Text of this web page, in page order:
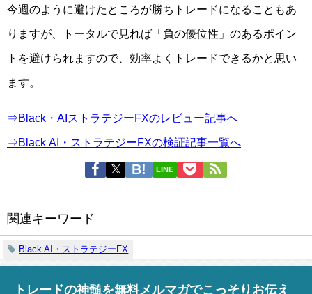
今週のように避けたところが勝ちトレードになることもあ
りますが、トータルで見れば「負の優位性」のあるポイン
トを避けられますので、効率よくトレードできるかと思い
ます。
⇒Black・AIストラテジーFXのレビュー記事へ
⇒Black AI・ストラテジーFXの検証記事一覧へ
LINE
関連キーワード
Black AI・ストラテジーFX
トレードの神髄を無料メルマガでこっそりお伝え